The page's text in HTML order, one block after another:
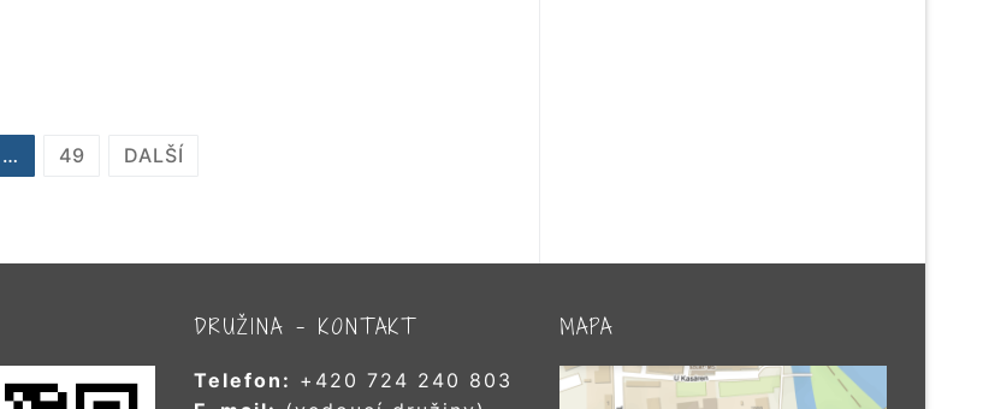
… 49 DALŠÍ
DRUŽINA – KONTAKT
Telefon: +420 724 240 803
MAPA